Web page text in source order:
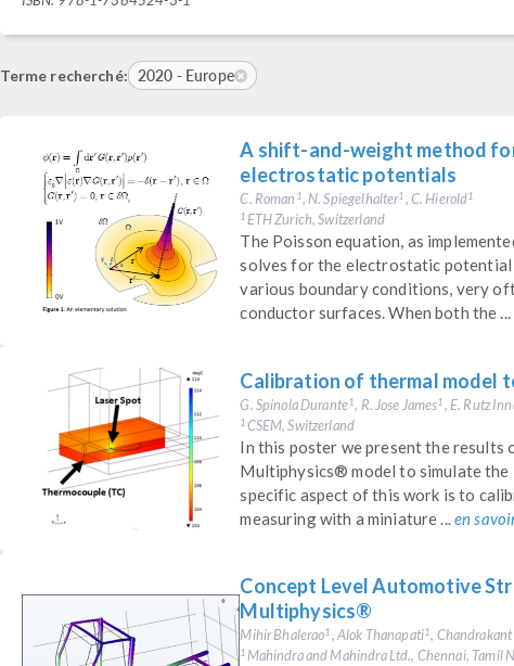
Terme recherché: 2020 - Europe
A shift-and-weight method
electrostatic potentials
C. Roman 1, N. Spiegelhalter1 , C. Hierold1
1 ETH Zurich, Switzerland
The Poisson equation, as
solves for the electrostatic
various boundary conditions, very
conductor surfaces. When both the ...
Calibration of thermal model
G. Spinola Durante1 , R. Jose James1 , E. Rutz
1 CSEM, Switzerland
In this poster we present the
Multiphysics® model to simulate the
specific aspect of this work is to
measuring with a miniature ...en
Concept Level Automotive
Multiphysics®
Mihir Bhalerao1 , Alok Thanapati1 ,
1 Mahindra and Mahindra Ltd., Chennai, Tamil